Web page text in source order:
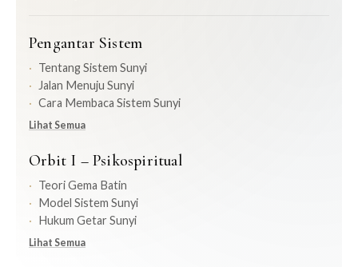
Pengantar Sistem
Tentang Sistem Sunyi
Jalan Menuju Sunyi
Cara Membaca Sistem Sunyi
Lihat Semua
Orbit I – Psikospiritual
Teori Gema Batin
Model Sistem Sunyi
Hukum Getar Sunyi
Lihat Semua